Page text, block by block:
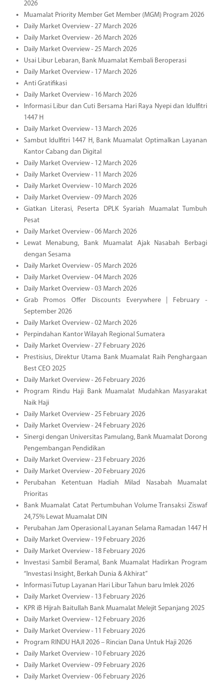
2026
Muamalat Priority Member Get Member (MGM) Program 2026
Daily Market Overview - 27 March 2026
Daily Market Overview - 26 March 2026
Daily Market Overview - 25 March 2026
Usai Libur Lebaran, Bank Muamalat Kembali Beroperasi
Daily Market Overview - 17 March 2026
Anti Gratifikasi
Daily Market Overview - 16 March 2026
Informasi Libur dan Cuti Bersama Hari Raya Nyepi dan Idulfitri
1447 H
Daily Market Overview - 13 March 2026
Sambut Idulfitri 1447 H, Bank Muamalat Optimalkan Layanan
Kantor Cabang dan Digital
Daily Market Overview - 12 March 2026
Daily Market Overview - 11 March 2026
Daily Market Overview - 10 March 2026
Daily Market Overview - 09 March 2026
Giatkan Literasi, Peserta DPLK Syariah Muamalat Tumbuh
Pesat
Daily Market Overview - 06 March 2026
Lewat Menabung, Bank Muamalat Ajak Nasabah Berbagi
dengan Sesama
Daily Market Overview - 05 March 2026
Daily Market Overview - 04 March 2026
Daily Market Overview - 03 March 2026
Grab Promos Offer Discounts Everywhere | February -
September 2026
Daily Market Overview - 02 March 2026
Perpindahan Kantor Wilayah Regional Sumatera
Daily Market Overview - 27 February 2026
Prestisius, Direktur Utama Bank Muamalat Raih Penghargaan
Best CEO 2025
Daily Market Overview - 26 February 2026
Program Rindu Haji Bank Muamalat Mudahkan Masyarakat
Naik Haji
Daily Market Overview - 25 February 2026
Daily Market Overview - 24 February 2026
Sinergi dengan Universitas Pamulang, Bank Muamalat Dorong
Pengembangan Pendidikan
Daily Market Overview - 23 February 2026
Daily Market Overview - 20 February 2026
Perubahan Ketentuan Hadiah Milad Nasabah Muamalat
Prioritas
Bank Muamalat Catat Pertumbuhan Volume Transaksi Ziswaf
24,75% Lewat Muamalat DIN
Perubahan Jam Operasional Layanan Selama Ramadan 1447 H
Daily Market Overview - 19 February 2026
Daily Market Overview - 18 February 2026
Investasi Sambil Beramal, Bank Muamalat Hadirkan Program
“Investasi Insight, Berkah Dunia & Akhirat”
Informasi Tutup Layanan Hari Libur Tahun baru Imlek 2026
Daily Market Overview - 13 February 2026
KPR iB Hijrah Baitullah Bank Muamalat Melejit Sepanjang 2025
Daily Market Overview - 12 February 2026
Daily Market Overview - 11 February 2026
Program RINDU HAJI 2026 – Rincian Dana Untuk Haji 2026
Daily Market Overview - 10 February 2026
Daily Market Overview - 09 February 2026
Daily Market Overview - 06 February 2026